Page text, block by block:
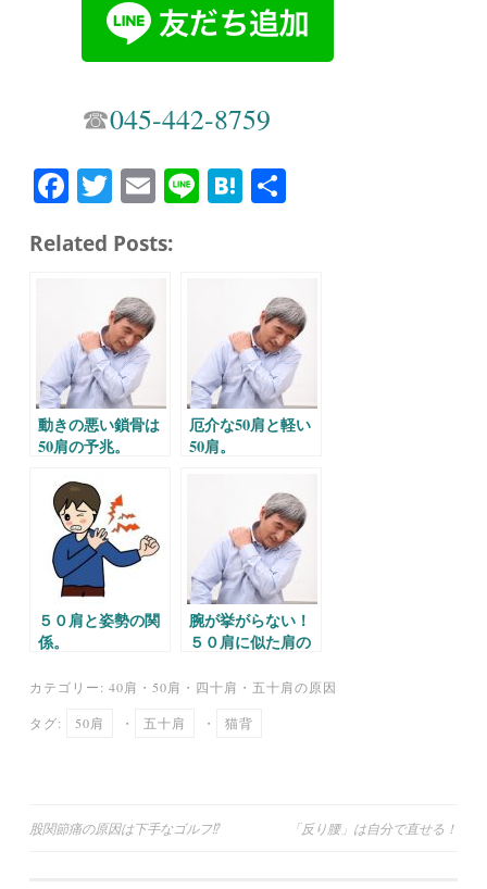
☎︎045-442-8759
Fa
bo
T
tte
r
E
ail
Li H
Related Posts:
動きの悪い鎖骨は
50肩の予兆。
厄介な50肩と軽い
50肩。
５０肩と姿勢の関
係。
腕が挙がらない！
５０肩に似た肩の
カテゴリー: 40肩・50肩 ・ 四十肩・五十肩の原因
タグ: 50肩 ・ 五十肩 ・ 猫背
投
股関節痛の原因は下手なゴルフ⁉︎ 「反り腰」は自分で直せる！